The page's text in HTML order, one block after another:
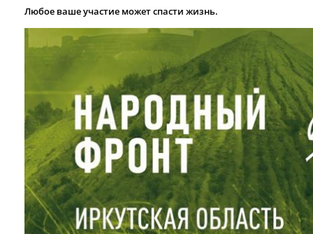
Любое ваше участие может спасти жизнь.